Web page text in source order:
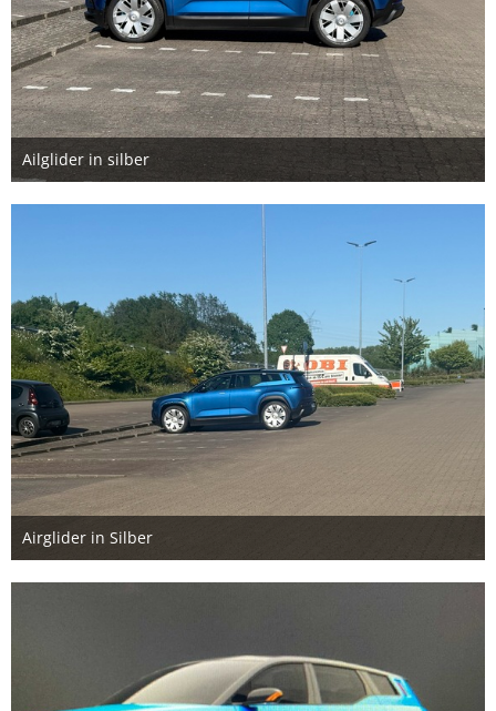
Ailglider in silber
28. Mai 2026
Airglider in Silber
28. Mai 2026